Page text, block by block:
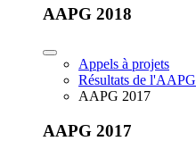
AAPG 2018
Appels à projets
Résultats de l'AAPG
AAPG 2017
AAPG 2017